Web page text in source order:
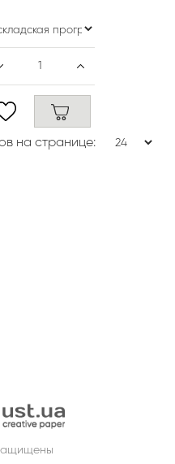
на странице: